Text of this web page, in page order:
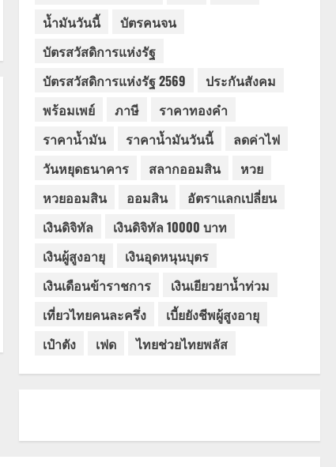
น้ำมันวันนี้
บัตรคนจน
บัตรสวัสดิการแห่งรัฐ
บัตรสวัสดิการแห่งรัฐ 2569
ประกันสังคม
พร้อมเพย์
ภาษี
ราคาทองคำ
ราคาน้ำมัน
ราคาน้ำมันวันนี้
ลดค่าไฟ
วันหยุดธนาคาร
สลากออมสิน
หวย
หวยออมสิน
ออมสิน
อัตราแลกเปลี่ยน
เงินดิจิทัล
เงินดิจิทัล 10000 บาท
เงินผู้สูงอายุ
เงินอุดหนุนบุตร
เงินเดือนข้าราชการ
เงินเยียวยาน้ำท่วม
เที่ยวไทยคนละครึ่ง
เบี้ยยังชีพผู้สูงอายุ
เป๋าตัง
เฟด ไทยช่วยไทยพลัส